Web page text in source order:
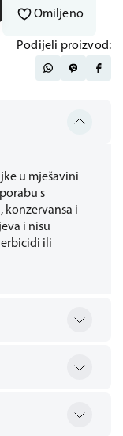
u mješavini
s
konzervansa i
i nisu
ili
Omiljeno
Podijeli proizvod: